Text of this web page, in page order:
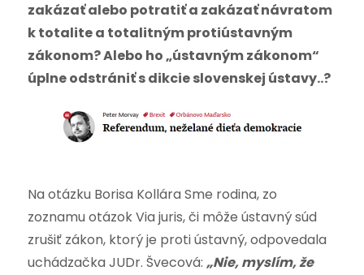
zakázať alebo potratiť a zakázať návratom
k totalite a totalitným protiústavným
zákonom? Alebo ho „ústavným zákonom“
úplne odstrániť s dikcie slovenskej ústavy..?
Na otázku Borisa Kollára Sme rodina, zo
zoznamu otázok Via juris, či môže ústavný súd
zrušiť zákon, ktorý je proti ústavný, odpovedala
uchádzačka JUDr. Švecová: „Nie, myslím, že